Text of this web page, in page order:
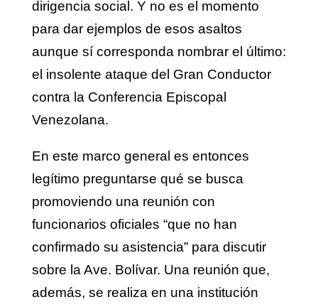
dirigencia social. Y no es el momento
para dar ejemplos de esos asaltos
aunque sí corresponda nombrar el último:
el insolente ataque del Gran Conductor
contra la Conferencia Episcopal
Venezolana.
En este marco general es entonces
legítimo preguntarse qué se busca
promoviendo una reunión con
funcionarios oficiales “que no han
confirmado su asistencia” para discutir
sobre la Ave. Bolívar. Una reunión que,
además, se realiza en una institución